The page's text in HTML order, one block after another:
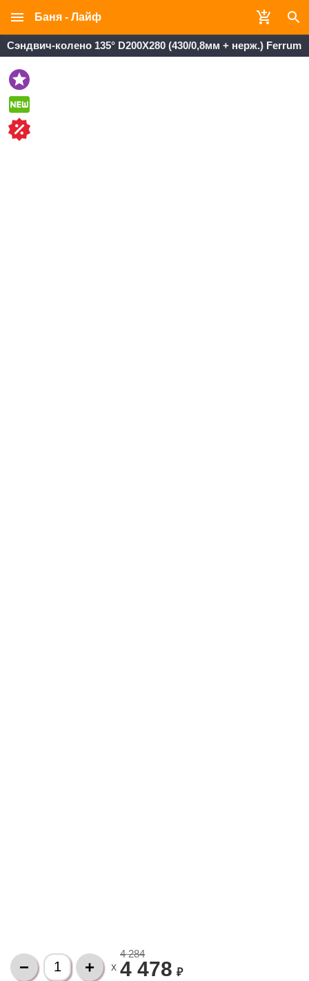
Баня - Лайф
Сэндвич-колено 135° D200X280 (430/0,8мм + нерж.) Ferrum
X
4 284
4 478 ₽